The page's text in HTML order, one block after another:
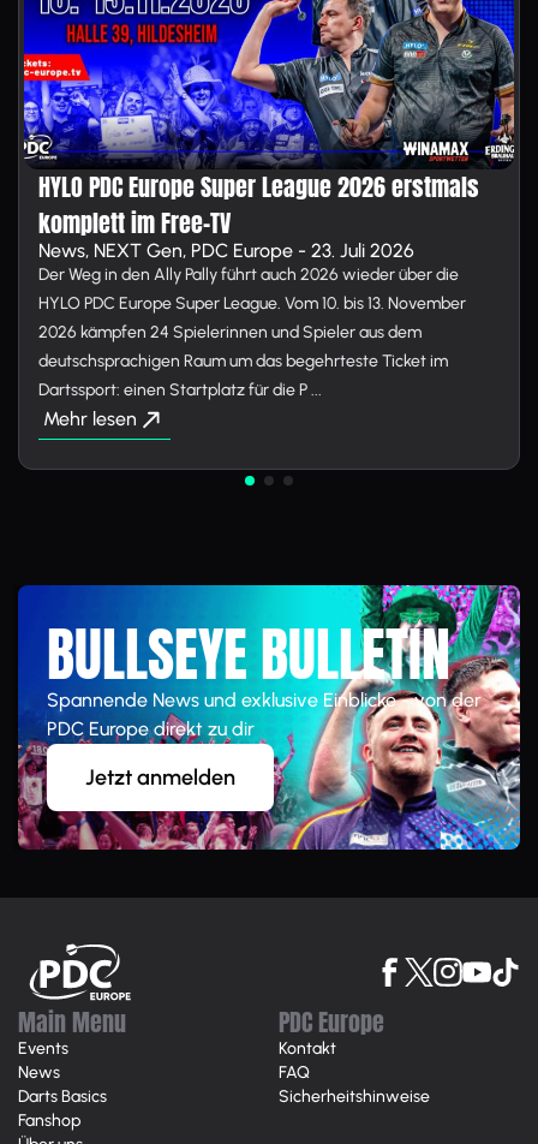
HYLO PDC Europe Super League 2026 erstmals
komplett im Free-TV
News, NEXT Gen, PDC Europe - 23. Juli 2026
Der Weg in den Ally Pally führt auch 2026 wieder über die
HYLO PDC Europe Super League. Vom 10. bis 13. November
2026 kämpfen 24 Spielerinnen und Spieler aus dem
deutschsprachigen Raum um das begehrteste Ticket im
Dartssport: einen Startplatz für die P ...
Mehr lesen
BULLSEYE BULLETIN
Spannende News und exklusive Einblicke - von der
PDC Europe direkt zu dir
Jetzt anmelden
Main Menu
Events
News
Darts Basics
Fanshop
PDC Europe
Kontakt
FAQ
Sicherheitshinweise